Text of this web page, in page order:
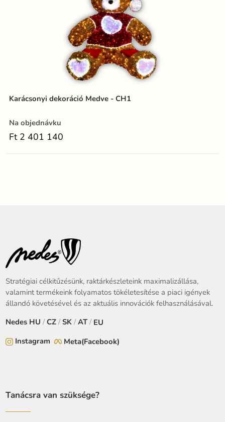
Karácsonyi dekoráció Medve - CH1
Na objednávku
Ft 2 401 140
Stratégiai célkitűzésünk, raktárkészleteink maximalizállása,
valamint termékeink folyamatos tökéletesítése a piaci igények
állandó követésével és az aktuális innovációk felhasználásával.
Nedes HU /CZ /SK / AT/ EU
Instagram
Meta(Facebook)
Tanácsra van szüksége?